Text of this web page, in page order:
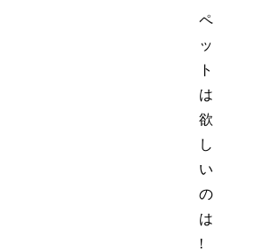
ペ
ッ
ト
は
欲
し
い
の
は
!